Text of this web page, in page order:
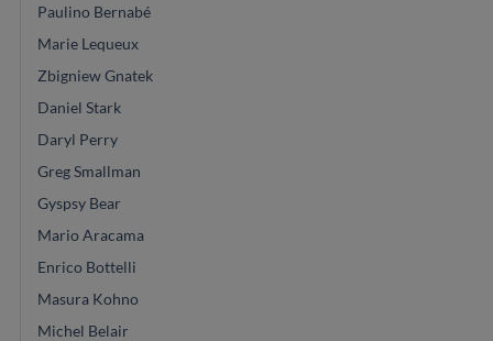
Paulino Bernabé
Marie Lequeux
Zbigniew Gnatek
Daniel Stark
Daryl Perry
Greg Smallman
Gyspsy Bear
Mario Aracama
Enrico Bottelli
Masura Kohno
Michel Belair